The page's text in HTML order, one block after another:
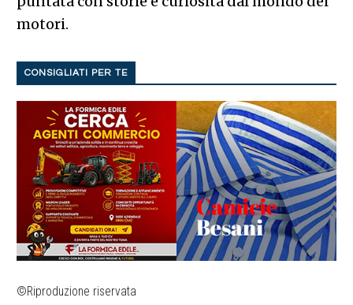
motori.
CONSIGLIATI PER TE
©Riproduzione riservata